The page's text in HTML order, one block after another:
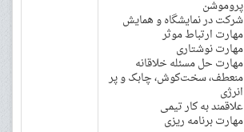
پروموشن
شرکت در نمایشگاه و همایش
مهارت ارتباط موثر
مهارت نوشتاری
مهارت حل مسئله خلاقانه
منعطف، سخت‌کوش، چابک و پر
انرژی
علاقمند به کار تیمی
مهارت برنامه ریزی